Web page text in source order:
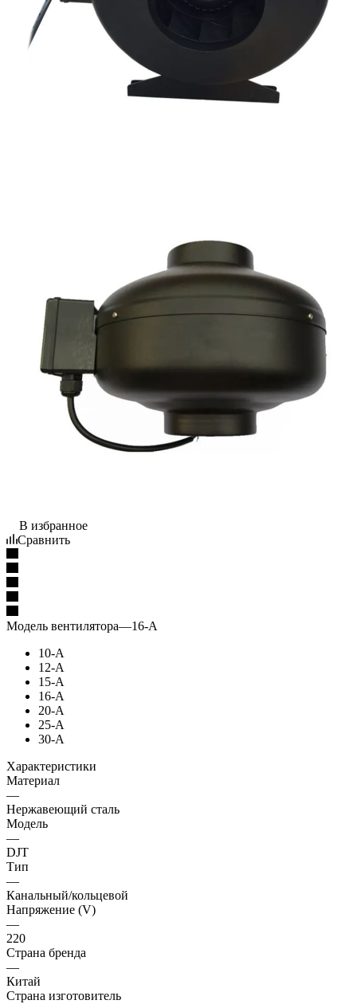
В избранное
Сравнить
Модель вентилятора—16-A
10-A
12-A
15-A
16-A
20-A
25-A
30-A
Характеристики
Материал
—
Нержавеющий сталь
Модель
—
DJT
Тип
—
Канальный/кольцевой
Напряжение (V)
—
220
Страна бренда
—
Китай
Страна изготовитель